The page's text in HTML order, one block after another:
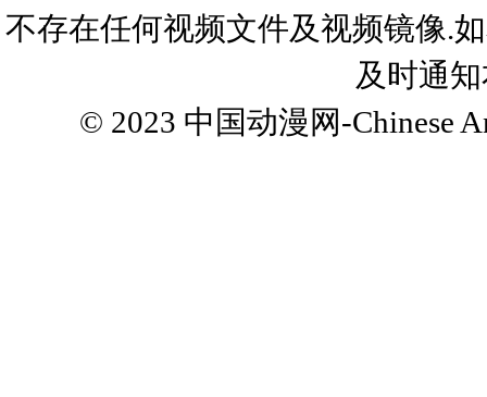
不存在任何视频文件及视频镜像.
及时通
© 2023 中国动漫网-Chinese